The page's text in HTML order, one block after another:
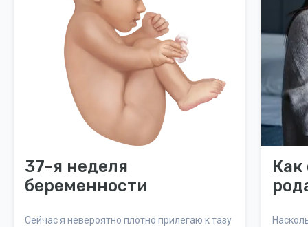
37-я неделя
беременности
Сейчас я невероятно плотно прилегаю к тазу
Как